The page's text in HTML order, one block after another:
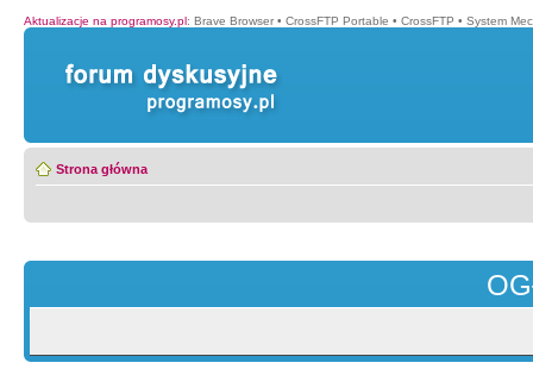
Aktualizacje na programosy.pl: Brave Browser • CrossFTP Portable • CrossFTP • System
Strona główna